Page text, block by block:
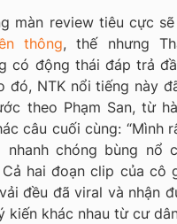
màn review tiêu cực
thông, thế nhưng
có động thái đáp trả
đó, NTK nổi tiếng này
theo Phạm San, từ
câu cuối cùng: “Mình
nhanh chóng bùng nổ
hai đoạn clip của cô
đều đã viral và nhận
kiến khác nhau từ cư